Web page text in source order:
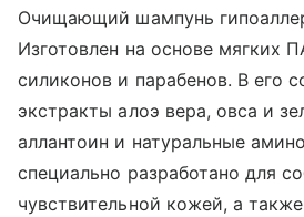
Очищающий шампунь
Изготовлен на основе мягких
силиконов и парабенов. В его
экстракты алоэ вера, овса и
аллантоин и натуральные
специально разработано для
чувствительной кожей, а